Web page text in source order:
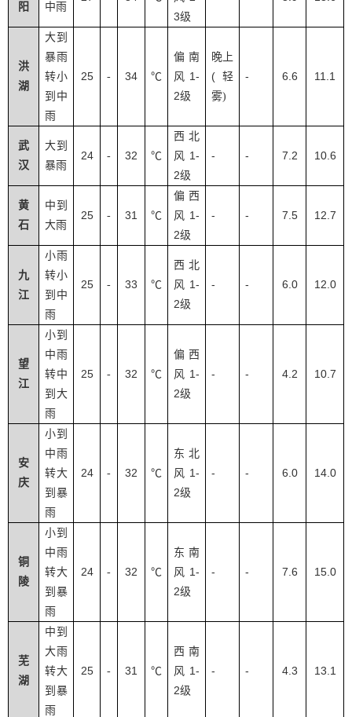
阳 中雨
3级
洪
湖
大到
暴雨
转小
到中
雨
25 - 34 ℃
偏南
风 1-
2级
晚上
( 轻
雾)
- 6.6 11.1
武
汉
大到
暴雨
24 - 32 ℃
西北
风 1-
2级
- - 7.2 10.6
黄
石
中到
大雨
25 - 31 ℃
偏西
风 1-
2级
- - 7.5 12.7
九
江
小雨
转小
到中
雨
25 - 33 ℃
西北
风 1-
2级
- - 6.0 12.0
望
江
小到
中雨
转中
到大
雨
25 - 32 ℃
偏西
风 1-
2级
- - 4.2 10.7
安
庆
小到
中雨
转大
到暴
雨
24 - 32 ℃
东北
风 1-
2级
- - 6.0 14.0
铜
陵
小到
中雨
转大
到暴
雨
24 - 32 ℃
东南
风 1-
2级
- - 7.6 15.0
芜
湖
中到
大雨
转大
到暴
雨
25 - 31 ℃
西南
风 1-
2级
- - 4.3 13.1